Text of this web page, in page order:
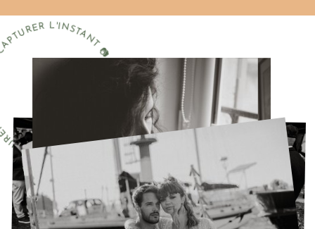
L'INSTANT 📷 CAPTURER L'INSTANT 📷